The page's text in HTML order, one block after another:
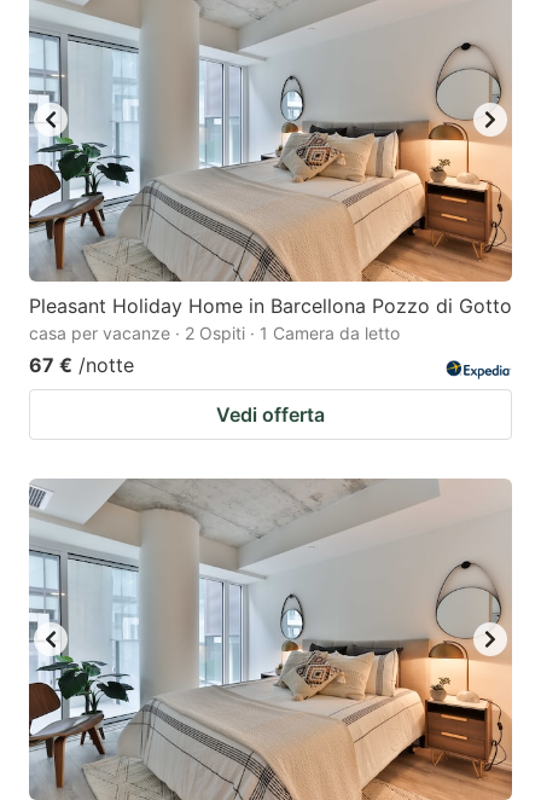
Pleasant Holiday Home in Barcellona Pozzo di Gotto
casa per vacanze · 2 Ospiti · 1 Camera da letto
67 € /notte
Vedi offerta